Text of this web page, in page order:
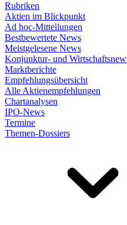
Rubriken
Aktien im Blickpunkt
Ad hoc-Mitteilungen
Bestbewertete News
Meistgelesene News
Konjunktur- und
Marktberichte
Empfehlungsübersicht
Alle Aktienempfehlungen
Chartanalysen
IPO-News
Termine
Themen-Dossiers